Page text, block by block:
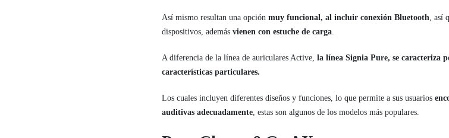
Así mismo resultan una opción muy funcional, al incluir conexión Bluetooth, así
dispositivos, además vienen con estuche de carga.
A diferencia de la línea de auriculares Active, la línea Signia Pure, se caracteriza
características particulares.
Los cuales incluyen diferentes diseños y funciones, lo que permite a sus usuarios
auditivas adecuadamente, estas son algunos de los modelos más populares.